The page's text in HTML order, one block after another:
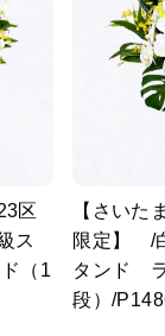
区
ス
（1
【さいた
限定】 /
タンド
段）/